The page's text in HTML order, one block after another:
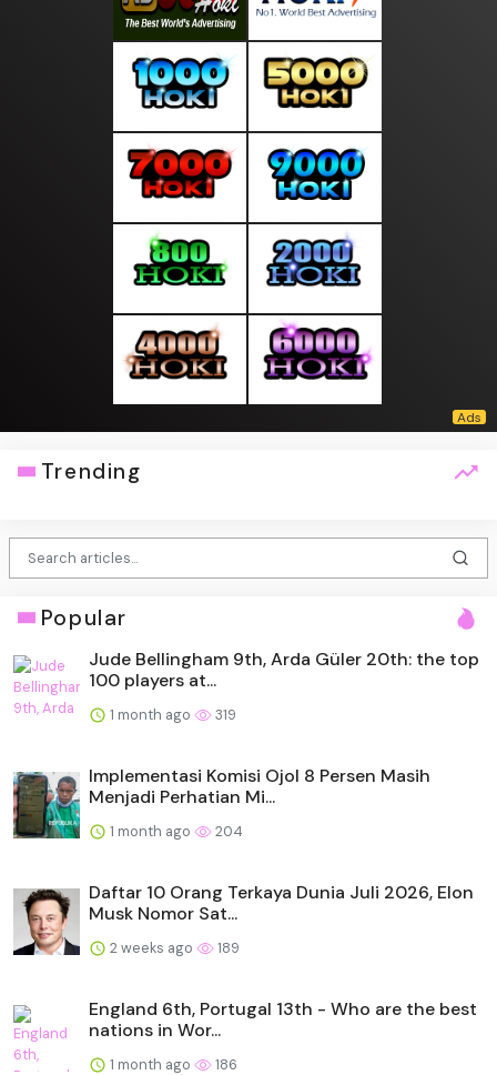
Trending
Popular
Jude Bellingham 9th, Arda Güler 20th: the top
100 players at...
1 month ago 319
Implementasi Komisi Ojol 8 Persen Masih
Menjadi Perhatian Mi...
1 month ago 204
Daftar 10 Orang Terkaya Dunia Juli 2026, Elon
Musk Nomor Sat...
2 weeks ago 189
England 6th, Portugal 13th - Who are the best
nations in Wor...
1 month ago 186